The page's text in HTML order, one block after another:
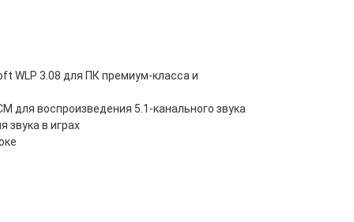
WLP 3.08 для ПК премиум-класса и
для воспроизведения 5.1-канального звука
звука в играх